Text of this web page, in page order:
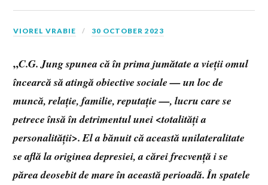
VIOREL VRABIE 30 OCTOBER 2023
„C.G. Jung spunea că în prima jumătate a vieții omul
încearcă să atingă obiective sociale — un loc de
muncă, relație, familie, reputație —, lucru care se
petrece însă în detrimentul unei <totalități a
personalității>. El a bănuit că această unilateralitate
se află la originea depresiei, a cărei frecvență i se
părea deosebit de mare în această perioadă. În spatele